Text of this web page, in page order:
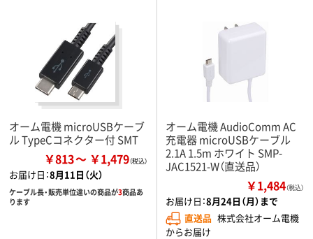
オーム電機 microUSBケーブ
ル TypeCコネクター付 SMT
￥813 ￥1,479
お届け日：8月11日（火）
ケーブル長・販売単位違いの商品が3商品あ
ります
オーム電機 AudioComm AC
充電器 microUSBケーブル
2.1A 1.5m ホワイト SMP-
JAC1521-W（直送品）
￥1,484（税込）
お届け日：8月24日（月）まで
直送品 株式会社オーム電機
からお届け